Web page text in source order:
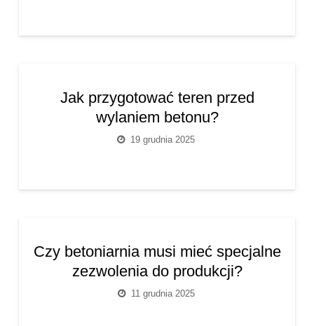
Jak przygotować teren przed
wylaniem betonu?
19 grudnia 2025
Czy betoniarnia musi mieć specjalne
zezwolenia do produkcji?
11 grudnia 2025